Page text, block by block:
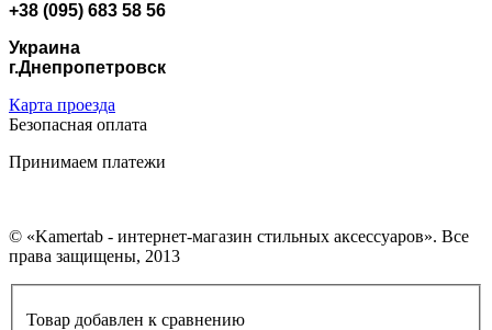
+38 (095) 683 58 56
Украина
г.Днепропетровск
Карта проезда
Безопасная оплата
Принимаем платежи
© «Kamertab - интернет-магазин стильных аксессуаров». Все
права защищены, 2013
Товар добавлен к сравнению